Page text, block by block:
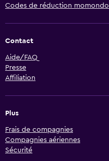
Codes de réduction momondo
Contact
Aide/FAQ
Presse
Affiliation
Plus
Frais de compagnies
Compagnies aériennes
Sécurité